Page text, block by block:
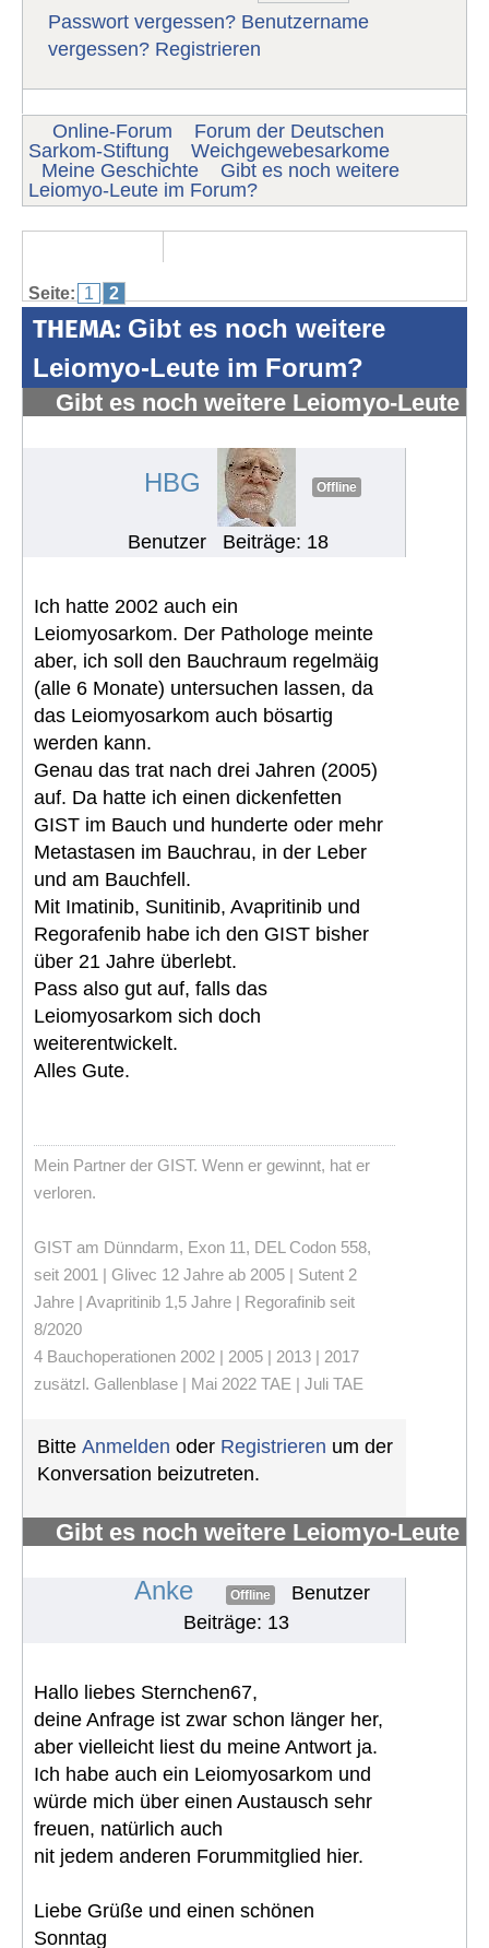
Passwort vergessen? Benutzername
vergessen? Registrieren
Online-Forum
Forum der Deutschen
Sarkom-Stiftung
Weichgewebesarkome
Meine Geschichte
Gibt es noch weitere
Leiomyo-Leute im Forum?
Seite: 1 2
THEMA: Gibt es noch weitere
Leiomyo-Leute im Forum?
Gibt es noch weitere Leiomyo-Leute
HBG Offline
Benutzer Beiträge: 18
Ich hatte 2002 auch ein
Leiomyosarkom. Der Pathologe meinte
aber, ich soll den Bauchraum regelmäig
(alle 6 Monate) untersuchen lassen, da
das Leiomyosarkom auch bösartig
werden kann.
Genau das trat nach drei Jahren (2005)
auf. Da hatte ich einen dickenfetten
GIST im Bauch und hunderte oder mehr
Metastasen im Bauchrau, in der Leber
und am Bauchfell.
Mit Imatinib, Sunitinib, Avapritinib und
Regorafenib habe ich den GIST bisher
über 21 Jahre überlebt.
Pass also gut auf, falls das
Leiomyosarkom sich doch
weiterentwickelt.
Alles Gute.
Mein Partner der GIST. Wenn er gewinnt, hat er
verloren.
GIST am Dünndarm, Exon 11, DEL Codon 558,
seit 2001 | Glivec 12 Jahre ab 2005 | Sutent 2
Jahre | Avapritinib 1,5 Jahre | Regorafinib seit
8/2020
4 Bauchoperationen 2002 | 2005 | 2013 | 2017
zusätzl. Gallenblase | Mai 2022 TAE | Juli TAE
Bitte Anmelden oder Registrieren um der
Konversation beizutreten.
Gibt es noch weitere Leiomyo-Leute
Anke Offline
Benutzer
Beiträge: 13
Hallo liebes Sternchen67,
deine Anfrage ist zwar schon länger her,
aber vielleicht liest du meine Antwort ja.
Ich habe auch ein Leiomyosarkom und
würde mich über einen Austausch sehr
freuen, natürlich auch
nit jedem anderen Forummitglied hier.
Liebe Grüße und einen schönen
Sonntag